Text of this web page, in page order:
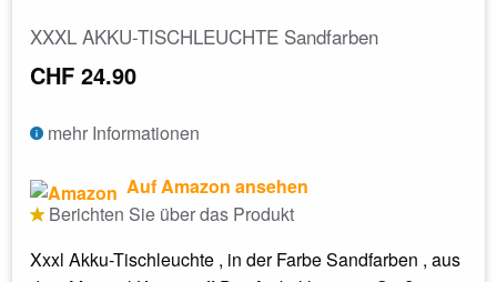
XXXL AKKU-TISCHLEUCHTE Sandfarben
CHF 24.90
mehr Informationen
Auf Amazon ansehen
Berichten Sie über das Produkt
Xxxl Akku-Tischleuchte , in der Farbe Sandfarben , aus